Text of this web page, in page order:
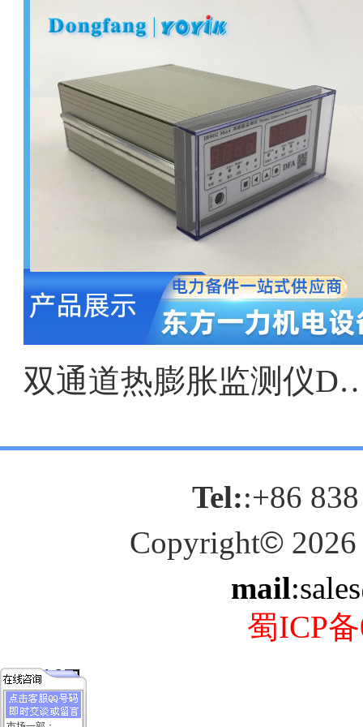
双通道热膨胀监
Tel::+86
Copyright© 2026
mail
蜀ICP